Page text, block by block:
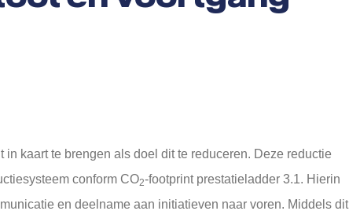
kaart te brengen als doel dit te reduceren. Deze reductie
conform CO2-footprint prestatieladder 3.1. Hierin
en deelname aan initiatieven naar voren. Middels dit